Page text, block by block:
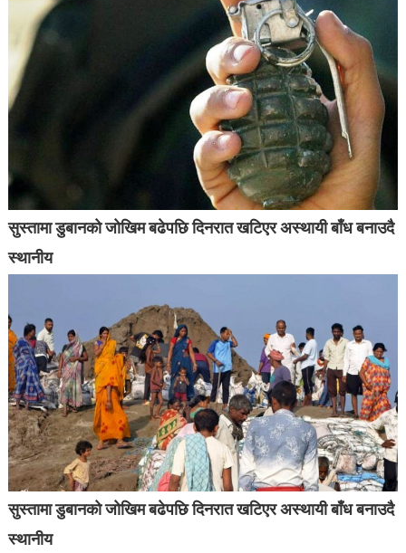
सुस्तामा डुबानको जोखिम बढेपछि दिनरात खटिएर अस्थायी बाँध बनाउदै
स्थानीय
सुस्तामा डुबानको जोखिम बढेपछि दिनरात खटिएर अस्थायी बाँध बनाउदै
स्थानीय